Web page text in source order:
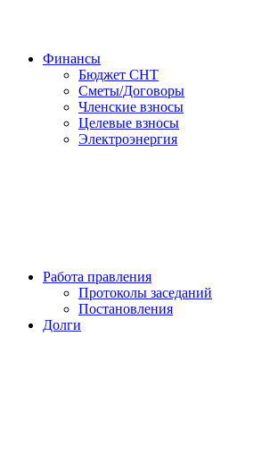
Финансы
Бюджет СНТ
Сметы/Договоры
Членские взносы
Целевые взносы
Электроэнергия
Работа правления
Протоколы заседаний
Постановления
Долги